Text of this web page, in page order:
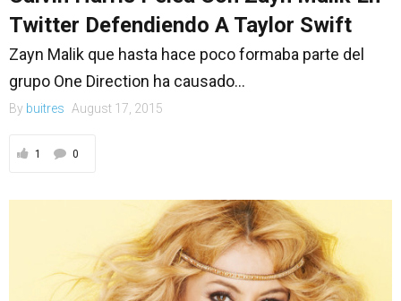
Twitter Defendiendo A Taylor Swift
Zayn Malik que hasta hace poco formaba parte del
grupo One Direction ha causado...
By buitres August 17, 2015
1 0